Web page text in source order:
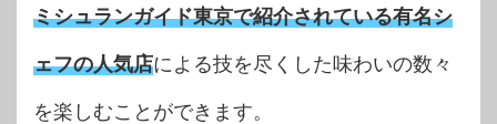
ミシュランガイド東京で紹介されている有名シ
ェフの人気店による技を尽くした味わいの数々
を楽しむことができます。